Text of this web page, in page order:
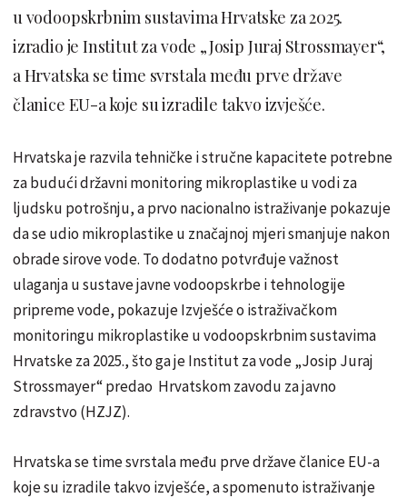
u vodoopskrbnim sustavima Hrvatske za 2025.
izradio je Institut za vode „Josip Juraj Strossmayer“,
a Hrvatska se time svrstala među prve države
članice EU-a koje su izradile takvo izvješće.
Hrvatska je razvila tehničke i stručne kapacitete potrebne
za budući državni monitoring mikroplastike u vodi za
ljudsku potrošnju, a prvo nacionalno istraživanje pokazuje
da se udio mikroplastike u značajnoj mjeri smanjuje nakon
obrade sirove vode. To dodatno potvrđuje važnost
ulaganja u sustave javne vodoopskrbe i tehnologije
pripreme vode, pokazuje Izvješće o istraživačkom
monitoringu mikroplastike u vodoopskrbnim sustavima
Hrvatske za 2025., što ga je Institut za vode „Josip Juraj
Strossmayer“ predao Hrvatskom zavodu za javno
zdravstvo (HZJZ).
Hrvatska se time svrstala među prve države članice EU-a
koje su izradile takvo izvješće, a spomenuto istraživanje